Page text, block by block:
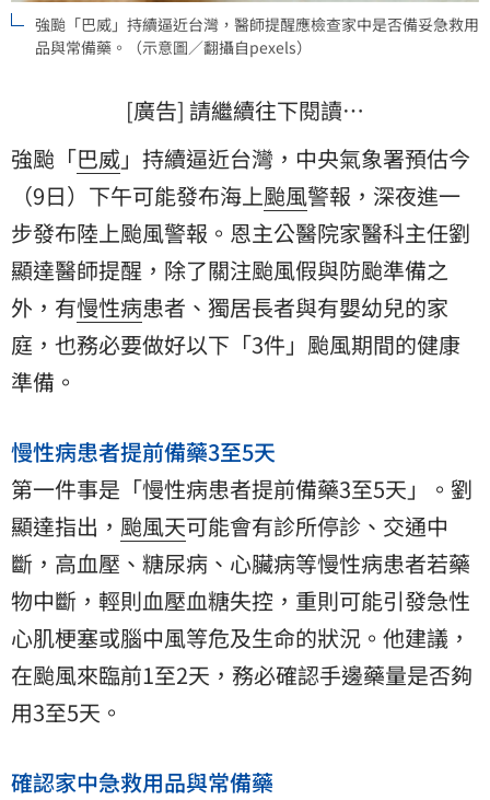
強颱「巴威」持續逼近台灣，醫師提醒應檢查家中是否備妥急救用
品與常備藥。（示意圖／翻攝自pexels）
[廣告] 請繼續往下閱讀…
強颱「巴威」持續逼近台灣，中央氣象署預估今
（9日）下午可能發布海上颱風警報，深夜進一
步發布陸上颱風警報。恩主公醫院家醫科主任劉
顯達醫師提醒，除了關注颱風假與防颱準備之
外，有慢性病患者、獨居長者與有嬰幼兒的家
庭，也務必要做好以下「3件」颱風期間的健康
準備。
慢性病患者提前備藥3至5天
第一件事是「慢性病患者提前備藥3至5天」。劉
顯達指出， 颱風天可能會有診所停診、交通中
斷，高血壓、糖尿病、心臟病等慢性病患者若藥
物中斷，輕則血壓血糖失控，重則可能引發急性
心肌梗塞或腦中風等危及生命的狀況。他建議，
在颱風來臨前1至2天，務必確認手邊藥量是否夠
用3至5天。
確認家中急救用品與常備藥